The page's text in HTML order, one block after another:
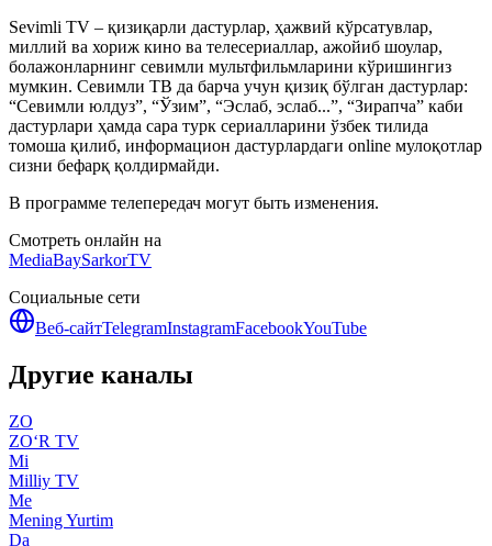
Sevimli TV – қизиқарли дастурлар, ҳажвий кўрсатувлар,
миллий ва хориж кино ва телесериаллар, ажойиб шоулар,
болажонларнинг севимли мультфильмларини кўришингиз
мумкин. Севимли ТВ да барча учун қизиқ бўлган дастурлар:
“Севимли юлдуз”, “Ўзим”, “Эслаб, эслаб...”, “Зирапча” каби
дастурлари ҳамда сара турк сериалларини ўзбек тилида
томоша қилиб, информацион дастурлардаги online мулоқотлар
сизни бефарқ қолдирмайди.
В программе телепередач могут быть изменения.
Смотреть онлайн на
MediaBaySarkorTV
Социальные сети
Веб-сайтTelegramInstagramFacebookYouTube
Другие каналы
ZO
ZO‘R TV
Mi
Milliy TV
Me
Mening Yurtim
Da